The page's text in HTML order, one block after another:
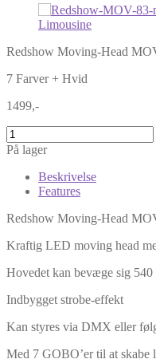
Redshow Moving-Head
7 Farver + Hvid
1499,-
På lager
Beskrivelse
Features
Redshow Moving-Head
Kraftig LED moving head
Hovedet kan bevæge sig
Indbygget strobe-effekt
Kan styres via DMX eller
Med 7 GOBO’er til at skabe